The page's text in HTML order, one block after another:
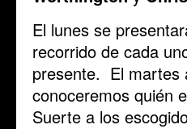
El lunes se
recorrido de cada
presente. El martes
conoceremos quién
Suerte a los